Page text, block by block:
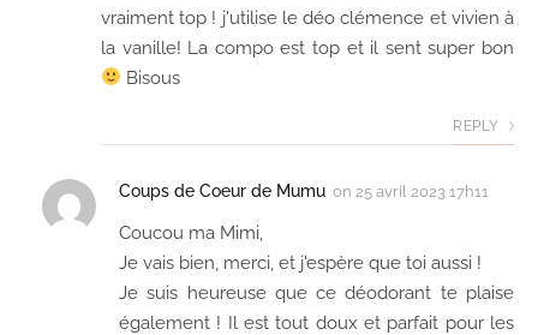
vraiment top ! j'utilise le déo clémence et vivien à
la vanille! La compo est top et il sent super bon
Bisous
REPLY
Coups de Coeur de Mumu on 25 avril 2023 17h11
Coucou ma Mimi,
Je vais bien, merci, et j'espère que toi aussi !
Je suis heureuse que ce déodorant te plaise
également ! Il est tout doux et parfait pour les